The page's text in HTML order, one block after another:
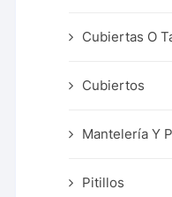
Cubiertas O
Cubiertos
Mantelería Y
Pitillos